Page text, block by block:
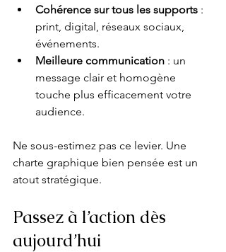
Cohérence sur tous les supports :
print, digital, réseaux sociaux,
événements.
Meilleure communication : un
message clair et homogène
touche plus efficacement votre
audience.
Ne sous-estimez pas ce levier. Une
charte graphique bien pensée est un
atout stratégique.
Passez à l’action dès
aujourd’hui